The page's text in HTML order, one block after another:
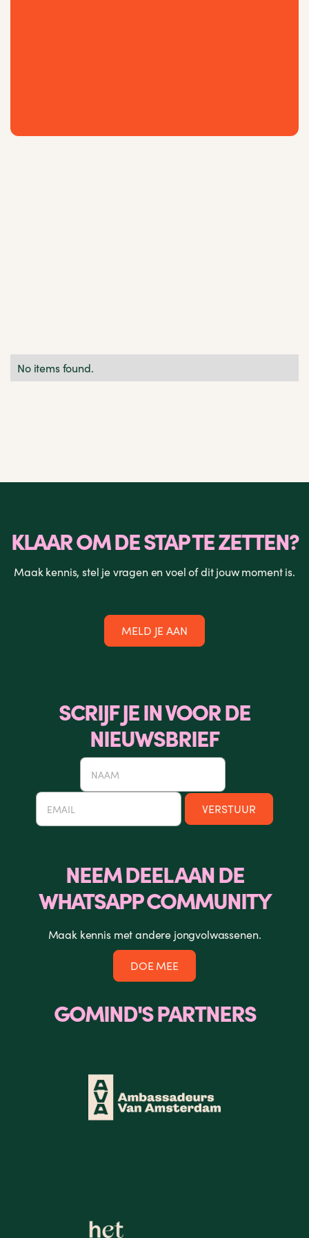
No items found.
KLAAR OM DE STAP TE ZETTEN?
Maak kennis, stel je vragen en voel of dit jouw moment is.
MELD JE AAN
SCRIJF JE IN VOOR DE
NIEUWSBRIEF
NEEM DEEL AAN DE
WHATSAPP COMMUNITY
Maak kennis met andere jongvolwassenen.
DOE MEE
GOMIND'S PARTNERS